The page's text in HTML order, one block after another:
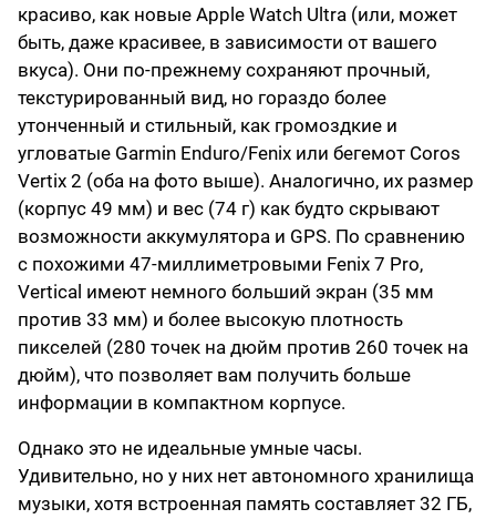
красиво, как новые Apple Watch Ultra (или, может
быть, даже красивее, в зависимости от вашего
вкуса). Они по-прежнему сохраняют прочный,
текстурированный вид, но гораздо более
утонченный и стильный, как громоздкие и
угловатые Garmin Enduro/Fenix ​​​или бегемот Coros
Vertix 2 (оба на фото выше). Аналогично, их размер
(корпус 49 мм) и вес (74 г) как будто скрывают
возможности аккумулятора и GPS. По сравнению
с похожими 47-миллиметровыми Fenix ​​​7 Pro,
Vertical имеют немного больший экран (35 мм
против 33 мм) и более высокую плотность
пикселей (280 точек на дюйм против 260 точек на
дюйм), что позволяет вам получить больше
информации в компактном корпусе.
Однако это не идеальные умные часы.
Удивительно, но у них нет автономного хранилища
музыки, хотя встроенная память составляет 32 ГБ,